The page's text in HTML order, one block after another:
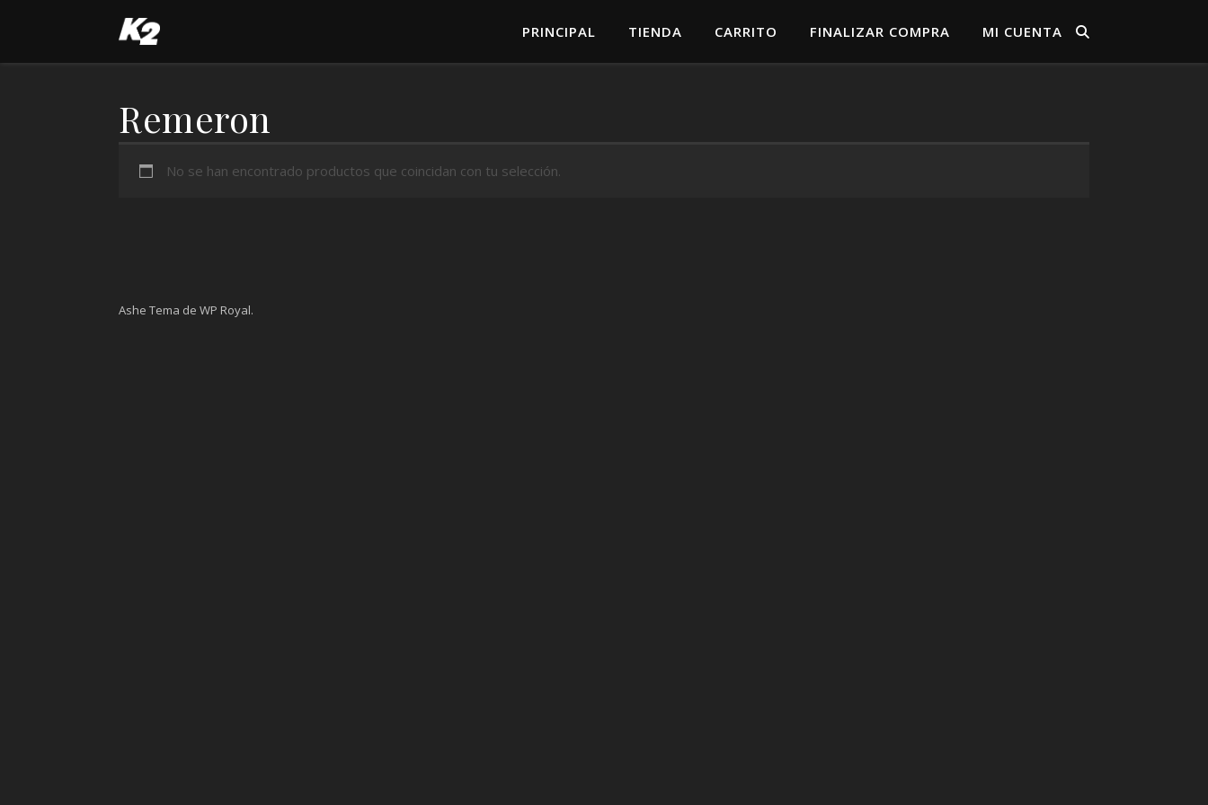
PRINCIPAL TIENDA CARRITO FINALIZAR COMPRA MI CUENTA
Remeron
No se han encontrado productos que coincidan con tu selección.
Ashe Tema de WP Royal.